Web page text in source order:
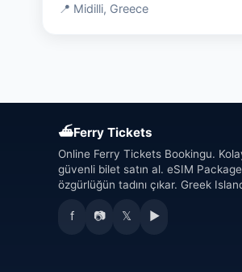
📍 Midilli, Greece
⛴Ferry Tickets
Online Ferry Tickets Bookingu.
güvenli bilet satın al. eSIM
özgürlüğün tadını çıkar. Greek
f 📷 𝕏 ▶